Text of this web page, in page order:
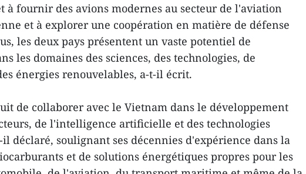
à fournir des avions modernes au secteur de l'aviation
et à explorer une coopération en matière de défense
les deux pays présentent un vaste potentiel de
les domaines des sciences, des technologies, de
énergies renouvelables, a-t-il écrit.
de collaborer avec le Vietnam dans le développement
de l'intelligence artificielle et des technologies
déclaré, soulignant ses décennies d'expérience dans la
et de solutions énergétiques propres pour les